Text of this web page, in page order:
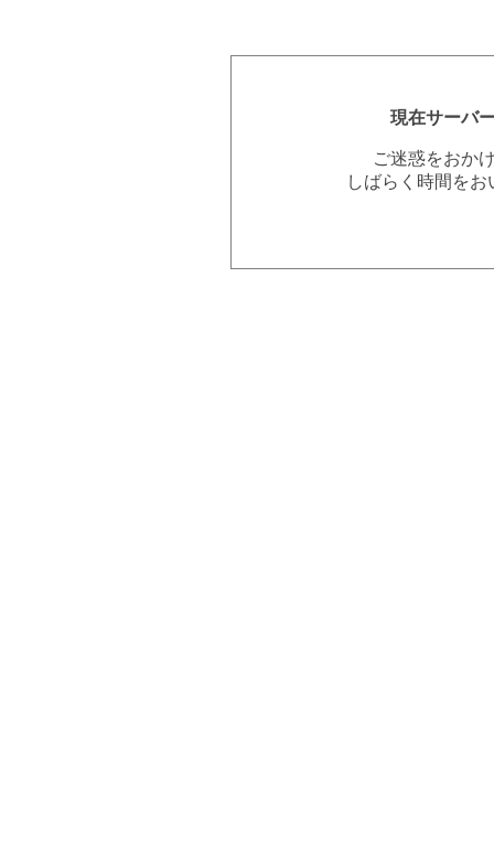
現在サーバ
ご迷惑をおか
しばらく時間を